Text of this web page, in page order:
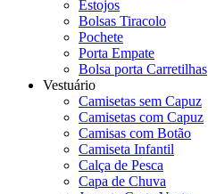
Estojos
Bolsas Tiracolo
Pochete
Porta Empate
Bolsa porta Carretilhas
Vestuário
Camisetas sem Capuz
Camisetas com Capuz
Camisas com Botão
Camiseta Infantil
Calça de Pesca
Capa de Chuva